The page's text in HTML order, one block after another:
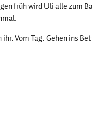
früh wird Uli alle zum
Vom Tag. Gehen ins